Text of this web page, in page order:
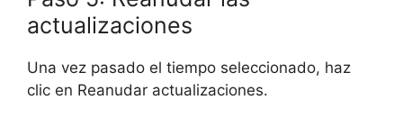
actualizaciones
Una vez pasado el tiempo seleccionado, haz
clic en Reanudar actualizaciones.